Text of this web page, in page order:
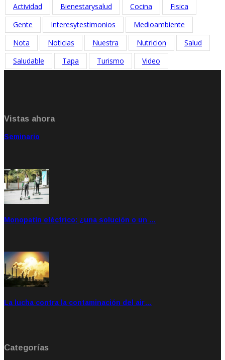
Actividad Bienestarysalud Cocina
Fisica
Gente
Interesytestimonios
Medioambiente
Nota
Noticias Nuestra Nutricion
Salud
Saludable
Tapa Turismo Video
Vistas ahora
Seminario
Monopatín eléctrico: ¿una solución o un …
La lucha contra la contaminación del air…
Categorías